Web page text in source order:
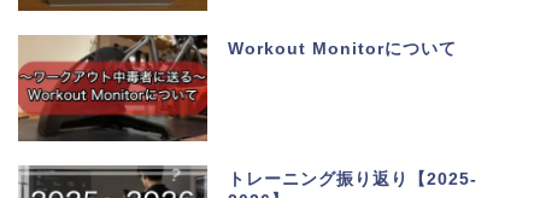
Workout Monitorについて
トレーニング振り返り【2025-